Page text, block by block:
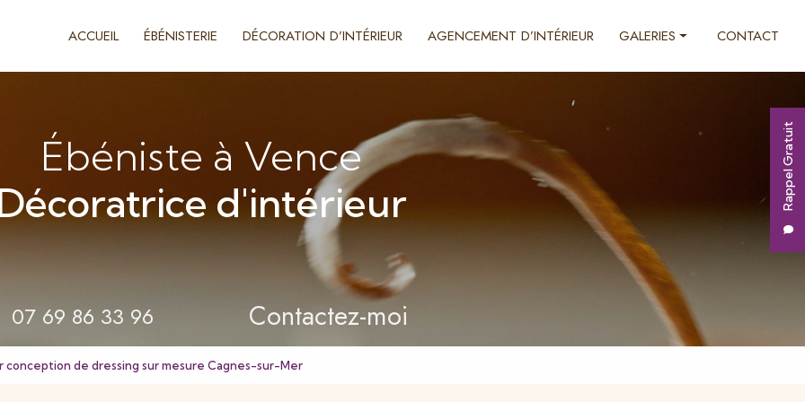
Rappel Gratuit
ACCUEIL ÉBÉNISTERIE DÉCORATION D’INTÉRIEUR AGENCEMENT D’INTÉRIEUR GALERIES CONTACT
Ébéniste à Vence
d'intérieur
07 69 86 33 96 Contactez-moi
conception de dressing sur mesure Cagnes-sur-Mer